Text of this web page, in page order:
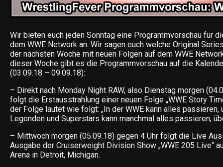
Wir bieten euch jeden Sonntag eine Programmvorschau für
dem WWE Network an. Wir sagen euch welche Original
der nächsten Woche mit neuen Folgen auf dem WWE
dieser Woche gibt es die Programmvorschau auf die
(03.09.18 – 09.09.18):
– Direkt nach Monday Night RAW, also Dienstag morgen
folgt die Erstausstrahlung einer neuen Folge „WWE Story
der Folge lautet wie folgt: „In der WWE kann alles passieren,
Legenden und Superstars kann manchmal alles passieren,
– Mittwoch morgen (05.09.18) gegen 4 Uhr folgt die Live
Ausgabe der Cruiserweight Division Show „WWE 205 Live“
Arena in Detroit, Michigan.